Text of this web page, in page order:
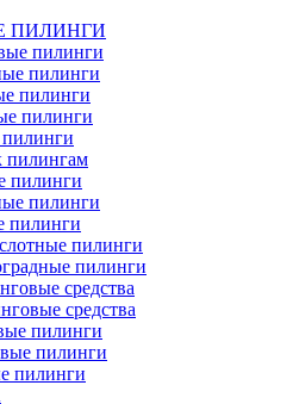
ПИЛИНГИ
пилинги
пилинги
пилинги
пилинги
пилингам
пилинги
пилинги
пилинги
пилинги
пилинги
средства
средства
пилинги
пилинги
пилинги